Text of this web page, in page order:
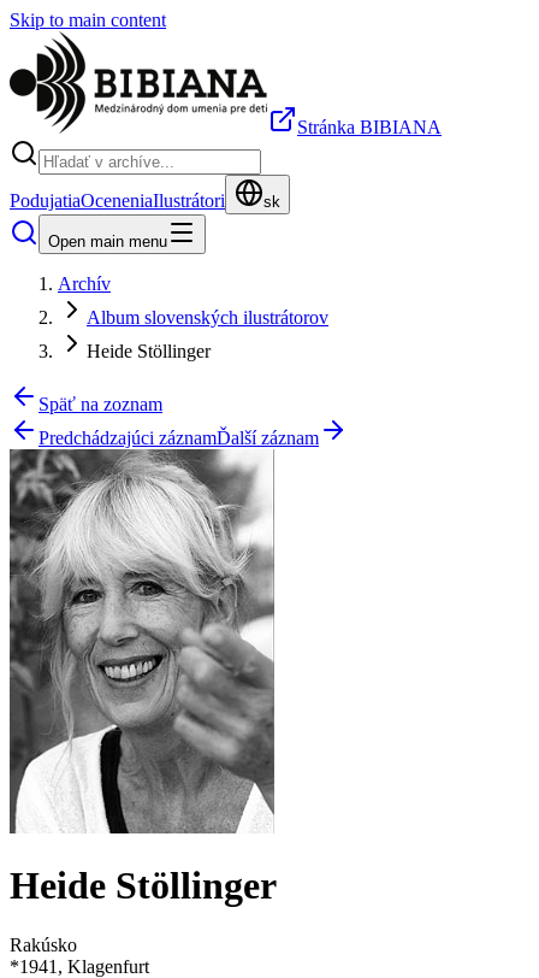
Skip to main content
Stránka BIBIANA
PodujatiaOceneniaIlustrátori sk
Open main menu
Archív
Album slovenských ilustrátorov
Heide Stöllinger
Späť na zoznam
Predchádzajúci záznamĎalší záznam
Heide Stöllinger
Rakúsko
*1941 , Klagenfurt